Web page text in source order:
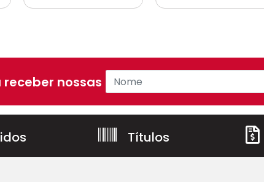
nossas ofertas!
Títulos